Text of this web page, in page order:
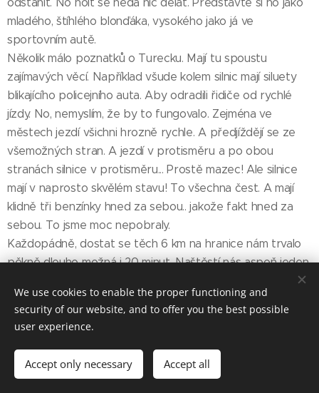
mladého, štíhlého blonďáka, vysokého jako já ve
sportovním autě.
Několik málo poznatků o Turecku. Mají tu spoustu
zajímavých věcí. Například všude kolem silnic mají siluety
blikajícího policejního auta. Aby odradili řidiče od rychlé
jízdy. No, nemyslím, že by to fungovalo. Zejména ve
městech jezdí všichni hrozně rychle. A předjíždějí se ze
všemožných stran. A jezdí v protisměru a po obou
stranách silnice v protisměru... Prostě mazec! Ale silnice
mají v naprosto skvělém stavu! To všechna čest. A mají
klidně tři benzínky hned za sebou.. jakože fakt hned za
sebou. To jsme moc nepobraly.
Každopádně, dostat se těch 6 km na hranice nám trvalo
pěkně dlouho možná i 20 minut. Naštěstí nás aspoň jeden
řidič, který nás nemohl vzít, podaroval ledovou vodou. Jen
tak. Turci jsou prostě neskutečně hodní a pohostinní. Na
hranice nás nakonec dovezl sám jeden celník. Hranice jsme
přešly pěšky a asi na rozloučenou jsme dostaly turecké
vlaječky, prý abychom na ně nezapomněly. Ale nechtěli
nás pustit pěšky do meziprostoru mezi turecko-řecké
We use cookies to enable the proper functioning and
security of our website, and to offer you the best possible
user experience.
Accept only necessary Accept all